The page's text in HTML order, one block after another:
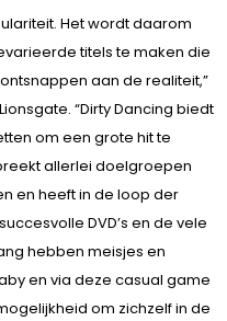
Het wordt daarom
titels te maken die
aan de realiteit,”
“Dirty Dancing biedt
om een grote hit te
allerlei doelgroepen
en heeft in de loop der
DVD’s en de vele
hebben meisjes en
en via deze casual game
om zichzelf in de